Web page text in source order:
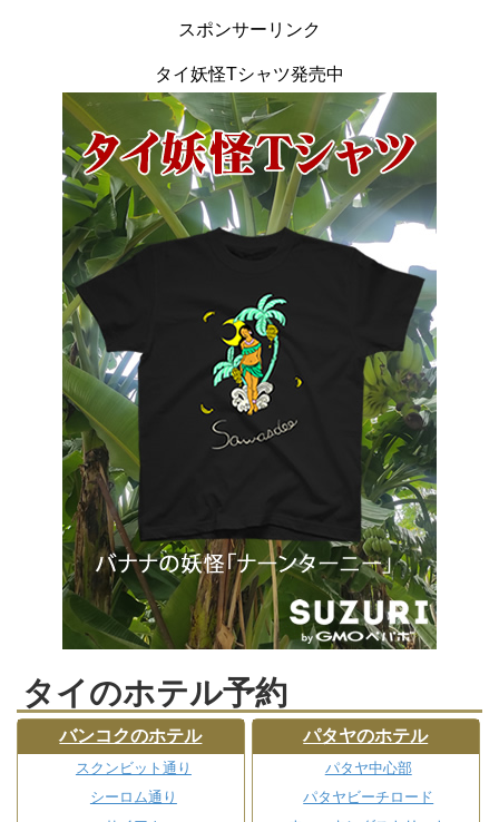
スポンサーリンク
タイ妖怪Tシャツ発売中
タイのホテル予約
バンコクのホテル
スクンビット通り
シーロム通り
パタヤのホテル
パタヤ中心部
パタヤビーチロード